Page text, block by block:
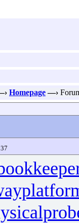
Homepage —›